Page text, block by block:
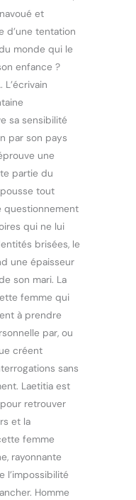
et
d’une tentation
monde qui le
enfance ?
sa sensibilité
par son pays
une
partie du
tout
questionnement
qui ne lui
brisées, le
une épaisseur
son mari. La
femme qui
à prendre
par, ou
créent
sans
Laetitia est
retrouver
et la
femme
rayonnante
l’impossibilité
Homme